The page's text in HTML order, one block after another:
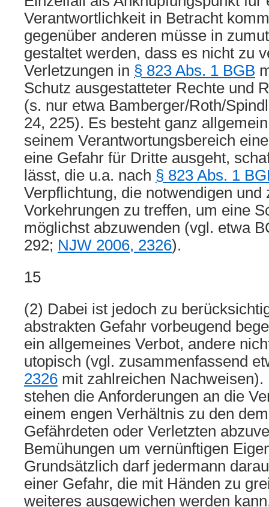
Verantwortlichkeit in Betracht
gegenüber anderen müsse in
gestaltet werden, dass es nicht zu
Verletzungen in § 823 Abs. 1 BGB
Schutz ausgestatteter Rechte und
(s. nur etwa Bamberger/Roth/
24, 225). Es besteht ganz
seinem Verantwortungsbereich
eine Gefahr für Dritte ausgeht,
lässt, die u.a. nach § 823 Abs. 1
Verpflichtung, die notwendigen und
Vorkehrungen zu treffen, um eine
möglichst abzuwenden (vgl. etwa
292; NJW 2006, 2326).
15
(2) Dabei ist jedoch zu
abstrakten Gefahr vorbeugend
ein allgemeines Verbot, andere
utopisch (vgl. zusammenfassend
2326 mit zahlreichen Nachweisen).
stehen die Anforderungen an die
einem engen Verhältnis zu den
Gefährdeten oder Verletzten
Bemühungen um vernünftigen
Grundsätzlich darf jedermann
einer Gefahr, die mit Händen zu
weiteres ausgewichen werden